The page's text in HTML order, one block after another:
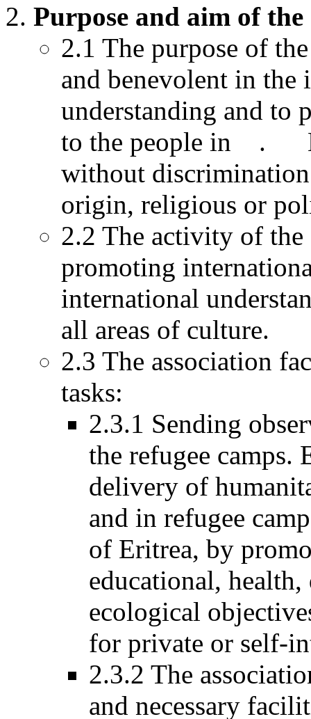
Purpose and aim of the
2.1 The purpose of
and benevolent in the
understanding and to
to the people in .
without
origin, religious or
2.2 The activity of the
promoting
international
all areas of culture.
2.3 The association
tasks:
2.3.1 Sending
the refugee camps.
delivery of
and in refugee
of Eritrea, by
educational,
ecological
for private or self-
2.3.2 The
and necessary